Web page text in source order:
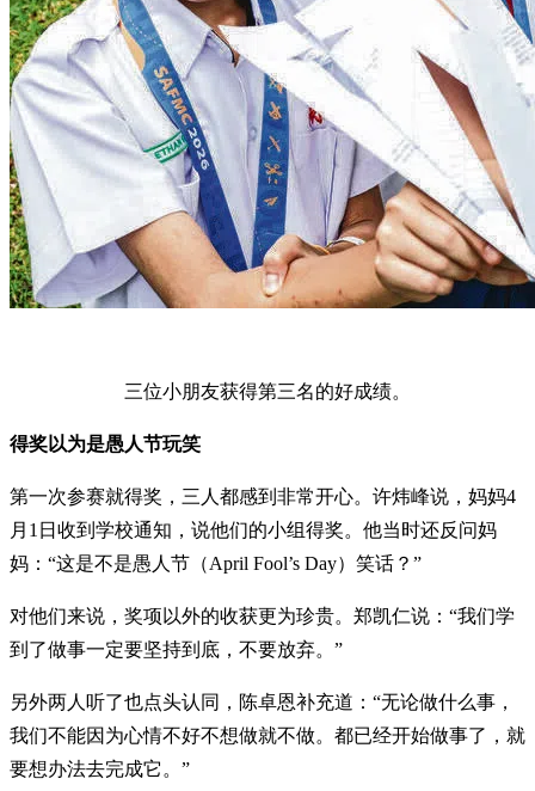
三位小朋友获得第三名的好成绩。
得奖以为是愚人节玩笑
第一次参赛就得奖，三人都感到非常开心。许炜峰说，妈妈4
月1日收到学校通知，说他们的小组得奖。他当时还反问妈
妈：“这是不是愚人节（April Fool’s Day）笑话？”
对他们来说，奖项以外的收获更为珍贵。郑凯仁说：“我们学
到了做事一定要坚持到底，不要放弃。”
另外两人听了也点头认同，陈卓恩补充道：“无论做什么事，
我们不能因为心情不好不想做就不做。都已经开始做事了，就
要想办法去完成它。”